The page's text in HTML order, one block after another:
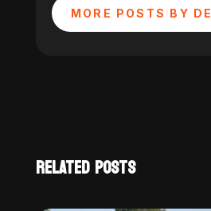
MORE POSTS BY DE
RELATED POSTS